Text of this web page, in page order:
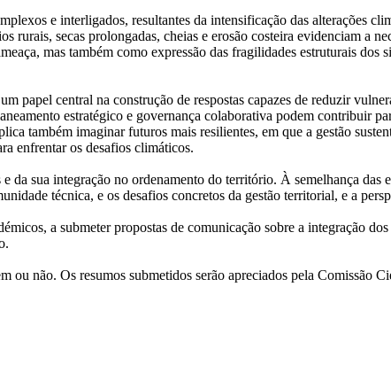
e interligados, resultantes da intensificação das alterações
rurais, secas prolongadas, cheias e erosão costeira evidenciam a
mas também como expressão das fragilidades estruturais dos
papel central na construção de respostas capazes de reduzir
estratégico e governança colaborativa podem contribuir
também imaginar futuros mais resilientes, em que a gestão
enfrentar os desafios climáticos.
sua integração no ordenamento do território. À semelhança das
técnica, e os desafios concretos da gestão territorial, e a
a submeter propostas de comunicação sobre a integração
ou não. Os resumos submetidos serão apreciados pela Comissão